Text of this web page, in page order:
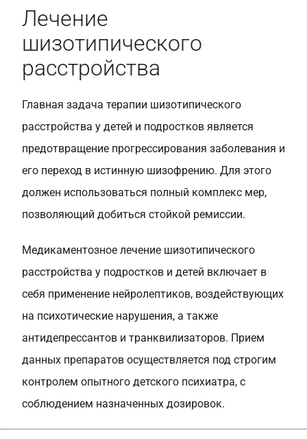
Лечение
шизотипического
расстройства
Главная задача терапии шизотипического
расстройства у детей и подростков является
предотвращение прогрессирования заболевания и
его переход в истинную шизофрению. Для этого
должен использоваться полный комплекс мер,
позволяющий добиться стойкой ремиссии.
Медикаментозное лечение шизотипического
расстройства у подростков и детей включает в
себя применение нейролептиков, воздействующих
на психотические нарушения, а также
антидепрессантов и транквилизаторов. Прием
данных препаратов осуществляется под строгим
контролем опытного детского психиатра, с
соблюдением назначенных дозировок.